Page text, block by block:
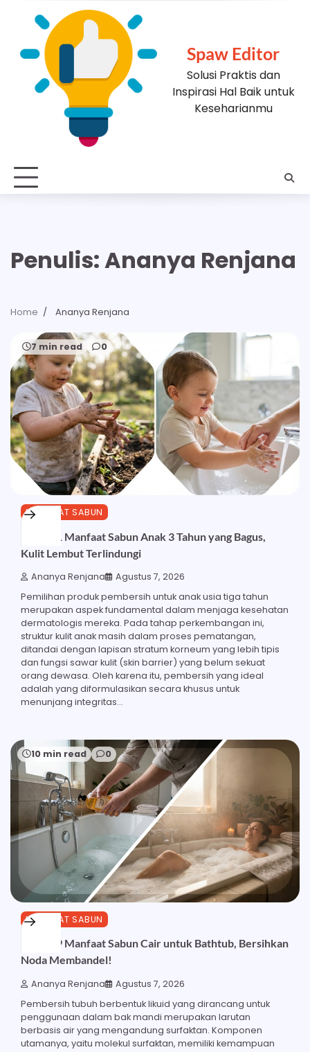
Spaw Editor
Solusi Praktis dan
Inspirasi Hal Baik untuk
Keseharianmu
Penulis:Ananya Renjana
Home Ananya Renjana
7 min read 0
MANFAAT SABUN
Inilah 21 Manfaat Sabun Anak 3 Tahun yang Bagus,
Kulit Lembut Terlindungi
Ananya Renjana Agustus 7, 2026
Pemilihan produk pembersih untuk anak usia tiga tahun
merupakan aspek fundamental dalam menjaga kesehatan
dermatologis mereka. Pada tahap perkembangan ini,
struktur kulit anak masih dalam proses pematangan,
ditandai dengan lapisan stratum korneum yang lebih tipis
dan fungsi sawar kulit (skin barrier) yang belum sekuat
orang dewasa. Oleh karena itu, pembersih yang ideal
adalah yang diformulasikan secara khusus untuk
menunjang integritas…
10 min read 0
MANFAAT SABUN
Inilah 29 Manfaat Sabun Cair untuk Bathtub, Bersihkan
Noda Membandel!
Ananya Renjana Agustus 7, 2026
Pembersih tubuh berbentuk likuid yang dirancang untuk
penggunaan dalam bak mandi merupakan larutan
berbasis air yang mengandung surfaktan. Komponen
utamanya, yaitu molekul surfaktan, memiliki kemampuan